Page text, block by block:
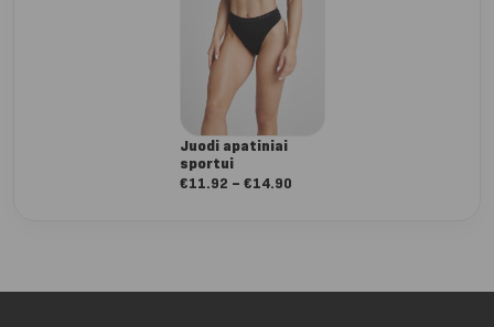
Juodi apatiniai
sportui
€11.92 – €14.90